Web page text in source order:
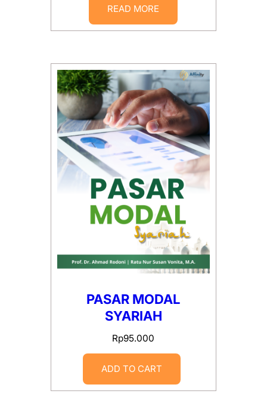
READ MORE
PASAR MODAL
SYARIAH
Rp95.000
ADD TO CART